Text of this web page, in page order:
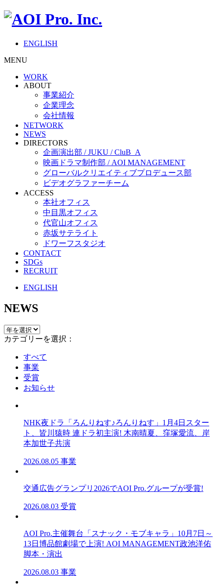
ENGLISH
MENU
WORK
ABOUT
事業紹介
企業理念
会社情報
NETWORK
NEWS
DIRECTORS
企画演出部 / JUKU / CluB_A
映画ドラマ制作部 / AOI MANAGEMENT
グローバルクリエイティブプロデュース部
ビデオグラファーチーム
ACCESS
本社オフィス
中目黒オフィス
代官山オフィス
赤坂サテライト
ドワーフスタジオ
CONTACT
SDGs
RECRUIT
ENGLISH
NEWS
カテゴリーを選択：
すべて
事業
受賞
お知らせ
NHK夜ドラ「ろんりねす♪ろんりねす」1月4日スター
ト、皆川猿時 連ドラ初主演! 木南晴夏、窪塚愛流、岸
本加世子共演
2026.08.05 事業
交通広告グランプリ2026でAOI Pro.グループが受賞!
2026.08.03 受賞
AOI Pro.主催舞台「スナック・モブキャラ」10月7日～
13日博品館劇場で上演! AOI MANAGEMENT政池洋佑
脚本・演出
2026.08.03 事業